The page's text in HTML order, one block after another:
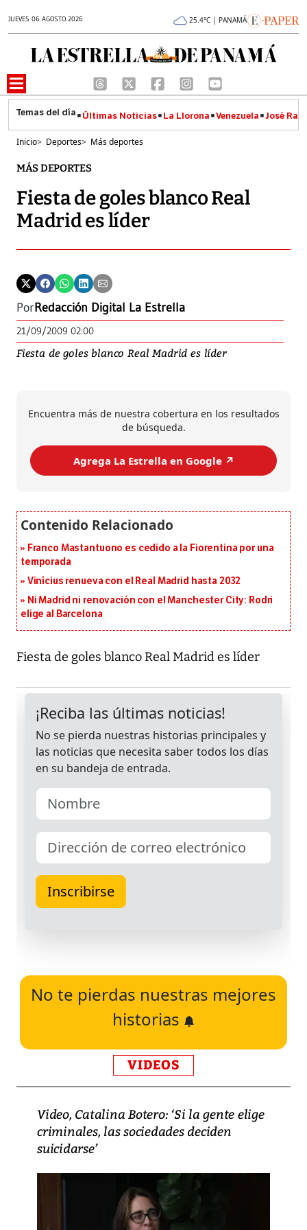
JUEVES 06 AGOSTO 2026 25.4°C | PANAMÁ
Últimas Noticias La Llorona Venezuela José
Inicio> Deportes> Más deportes
MÁS DEPORTES
Fiesta de goles blanco Real
Madrid es líder
PorRedacción Digital La Estrella
21/09/2009 02:00
Fiesta de goles blanco Real Madrid es líder
Encuentra más de nuestra cobertura en los resultados
de búsqueda.
Agrega La Estrella en Google ↗️
Franco Mastantuono es cedido a la Fiorentina por una
temporada
Vinícius renueva con el Real Madrid hasta 2032
Ni Madrid ni renovación con el Manchester City: Rodri
elige al Barcelona
Fiesta de goles blanco Real Madrid es líder
No te pierdas nuestras mejores
historias
VIDEOS
Video, Catalina Botero: ‘Si la gente elige
criminales, las sociedades deciden
suicidarse’